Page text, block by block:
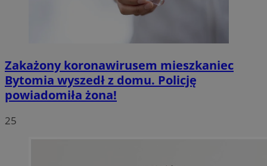
Zakażony koronawirusem mieszkaniec
Bytomia wyszedł z domu. Policję
powiadomiła żona!
25